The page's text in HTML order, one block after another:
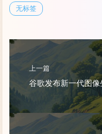
无标签
上一篇